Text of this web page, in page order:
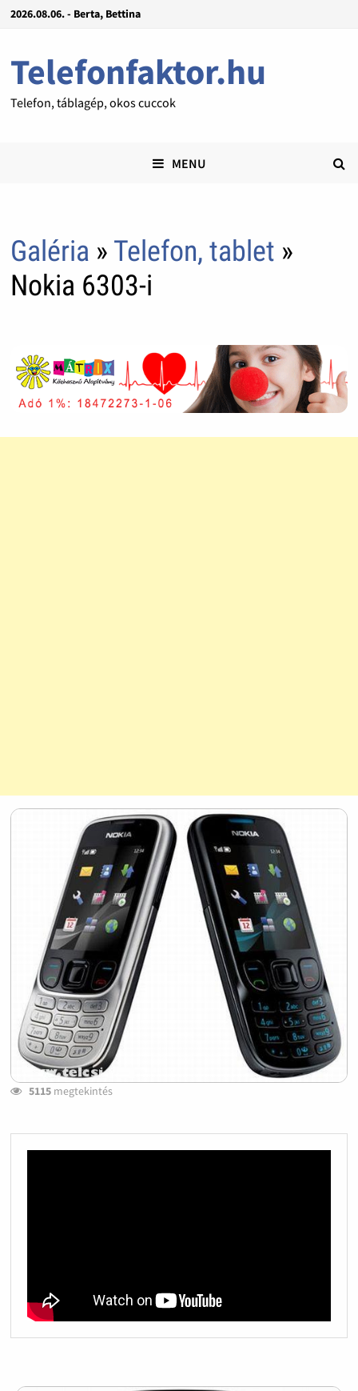
2026.08.06. - Berta, Bettina
Telefonfaktor.hu
Telefon, táblagép, okos cuccok
MENU
Galéria » Telefon, tablet »
Nokia 6303-i
5115megtekintés